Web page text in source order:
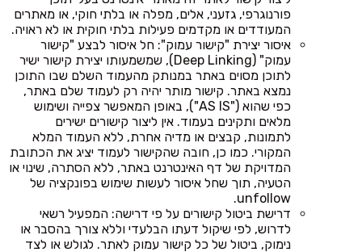
פורנוגרפי, גזעני, אלים, מפלה או בלתי חוקי, או מאתרים
המעודדים או מקדמים פעילות בלתי חוקית או לא ראויה.
איסור יצירת "קישור עמוק": חל איסור לבצע "קישור
עמוק" (Deep Linking), שמשמעותו יצירת קישור ישיר
לתוכן מסוים באתר במנותק מהעמוד השלם שבו התוכן
נמצא באתר. קישור מותר יהיה רק לעמוד שלם באתר,
כפי שהוא ("AS IS"), באופן המאפשר צפייה ושימוש
מלאים ותקינים בעמוד. אין ליצור קישורים ישירים
לתמונות, קבצים או מדיה אחרת, ללא העמוד המלא
המקורי. כמו כן, חובה שהקישור לעמוד יציג את הכתובת
המדויקת של דף האינטרנט באתר, ללא הסתרה, שינוי או
הטעיה, תוך שחל איסור לעשות שימוש בפונקציה של
unfollow.
דרישת ביטול קישורים על פי דרישה: המפעיל רשאי
לדרוש, לפי שיקול דעתו הבלעדי וללא צורך בהסבר או
נימוק, ביטול של כל קישור עמוק לאתר. לגולש או לצד